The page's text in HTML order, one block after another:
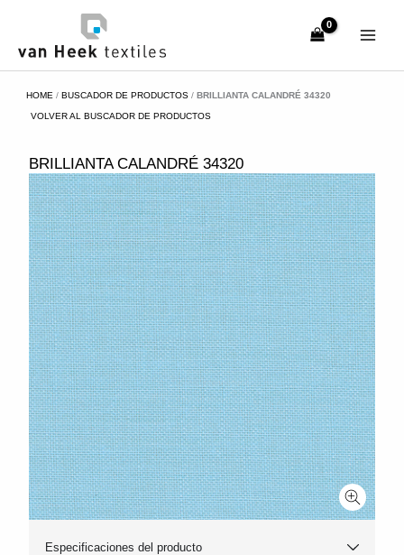
contenido
HOME /BUSCADOR DE PRODUCTOS /BRILLIANTA CALANDRÉ 34320
VOLVER AL BUSCADOR DE PRODUCTOS
BRILLIANTA CALANDRÉ 34320
Especificaciones del producto